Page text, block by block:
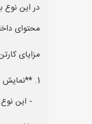
در این
محتوای
مزایای
1. **نمایش محصول:**
- این